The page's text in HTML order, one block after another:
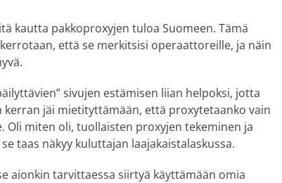
kautta pakkoproxyjen tuloa Suomeen. Tämä
että se merkitsisi operaattoreille, ja näin
sivujen estämisen liian helpoksi, jotta
kerran jäi mietityttämään, että proxytetaanko vain
Oli miten oli, tuollaisten proxyjen tekeminen ja
taas näkyy kuluttajan laajakaistalaskussa.
aionkin tarvittaessa siirtyä käyttämään omia